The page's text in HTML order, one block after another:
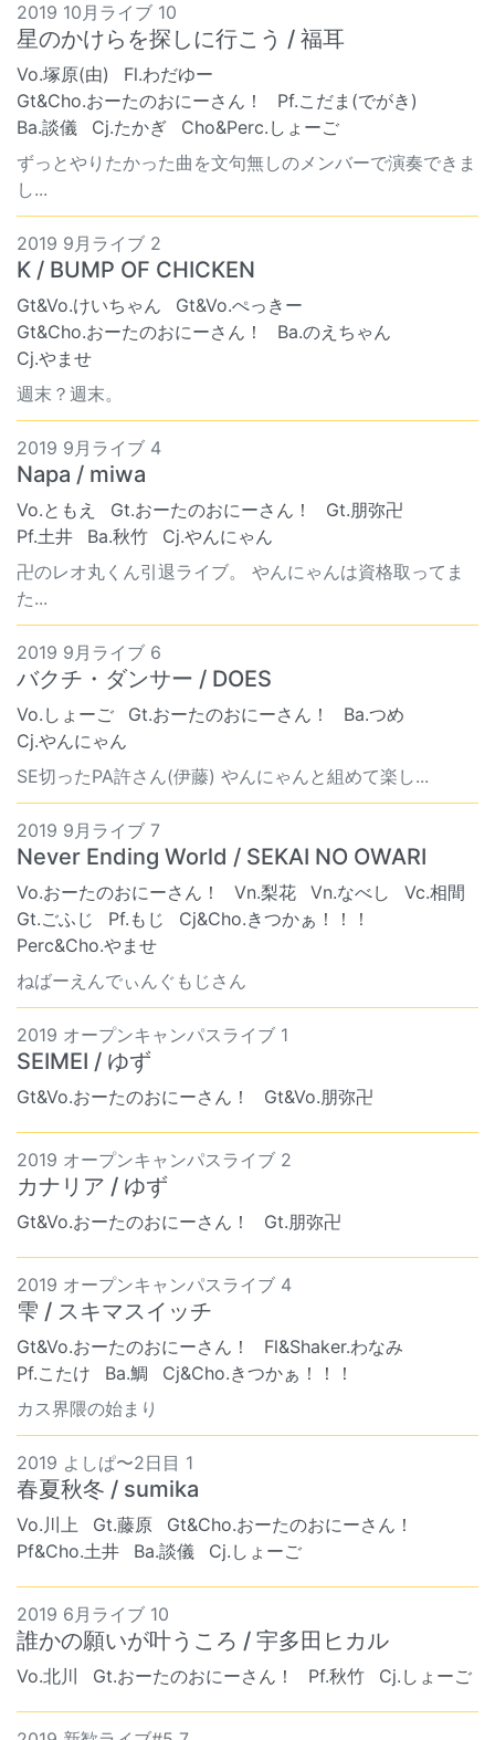
2019 10月ライブ 10
星のかけらを探しに行こう / 福耳
Vo.塚原(由)
Fl.わだゆー
Gt&Cho.おーたのおにーさん！
Pf.こだま(でがき)
Ba.談儀
Cj.たかぎ
Cho&Perc.しょーご
ずっとやりたかった曲を文句無しのメンバーで演奏できま
し...
2019 9月ライブ 2
K / BUMP OF CHICKEN
Gt&Vo.けいちゃん
Gt&Vo.ぺっきー
Gt&Cho.おーたのおにーさん！
Ba.のえちゃん
Cj.やませ
週末？週末。
2019 9月ライブ 4
Napa / miwa
Vo.ともえ Gt.おーたのおにーさん！
Gt.朋弥卍
Pf.土井
Ba.秋竹
Cj.やんにゃん
卍のレオ丸くん引退ライブ。 やんにゃんは資格取ってま
た...
2019 9月ライブ 6
バクチ・ダンサー / DOES
Vo.しょーご Gt.おーたのおにーさん！
Ba.つめ
Cj.やんにゃん
SE切ったPA許さん(伊藤) やんにゃんと組めて楽し...
2019 9月ライブ 7
Never Ending World / SEKAI NO OWARI
Vo.おーたのおにーさん！ Vn.梨花 Vn.なべし
Vc.相間
Gt.ごふじ
Pf.もじ
Cj&Cho.きつかぁ！！！
Perc&Cho.やませ
ねばーえんでぃんぐもじさん
2019 オープンキャンパスライブ 1
SEIMEI / ゆず
Gt&Vo.おーたのおにーさん！ Gt&Vo.朋弥卍
2019 オープンキャンパスライブ 2
カナリア / ゆず
Gt&Vo.おーたのおにーさん！ Gt.朋弥卍
2019 オープンキャンパスライブ 4
雫 / スキマスイッチ
Gt&Vo.おーたのおにーさん！
Fl&Shaker.わなみ
Pf.こたけ
Ba.鯛
Cj&Cho.きつかぁ！！！
カス界隈の始まり
2019 よしぱ〜2日目 1
春夏秋冬 / sumika
Vo.川上 Gt.藤原
Gt&Cho.おーたのおにーさん！
Pf&Cho.土井
Ba.談儀 Cj.しょーご
2019 6月ライブ 10
誰かの願いが叶うころ / 宇多田ヒカル
Vo.北川 Gt.おーたのおにーさん！ Pf.秋竹 Cj.しょーご